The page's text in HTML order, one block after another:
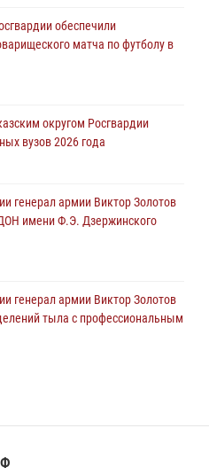
округа Росгвардии
вернуть горожанке пропавшую
обеспечили
матча по футболу в
округом Росгвардии
вузов 2026 года
генерал армии Виктор Золотов
имени Ф.Э. Дзержинского
генерал армии Виктор Золотов
тыла с профессиональным